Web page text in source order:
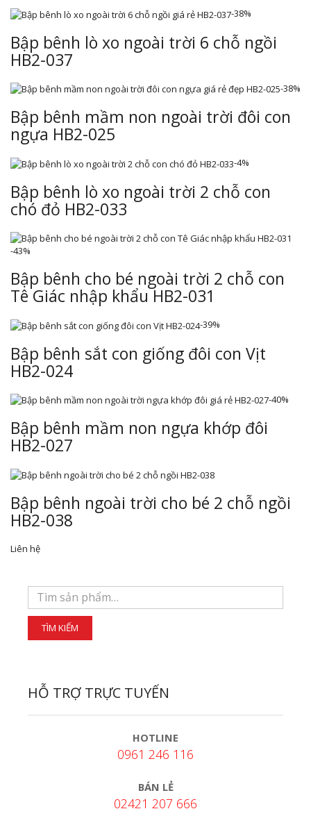
-38%
Bập bênh lò xo ngoài trời 6 chỗ ngồi
HB2-037
-38%
Bập bênh mầm non ngoài trời đôi con
ngựa HB2-025
-4%
Bập bênh lò xo ngoài trời 2 chỗ con
chó đỏ HB2-033
-43%
Bập bênh cho bé ngoài trời 2 chỗ con
Tê Giác nhập khẩu HB2-031
-39%
Bập bênh sắt con giống đôi con Vịt
HB2-024
-40%
Bập bênh mầm non ngựa khớp đôi
HB2-027
Bập bênh ngoài trời cho bé 2 chỗ ngồi
HB2-038
Liên hệ
HỖ TRỢ TRỰC TUYẾN
HOTLINE
0961 246 116
BÁN LẺ
02421 207 666